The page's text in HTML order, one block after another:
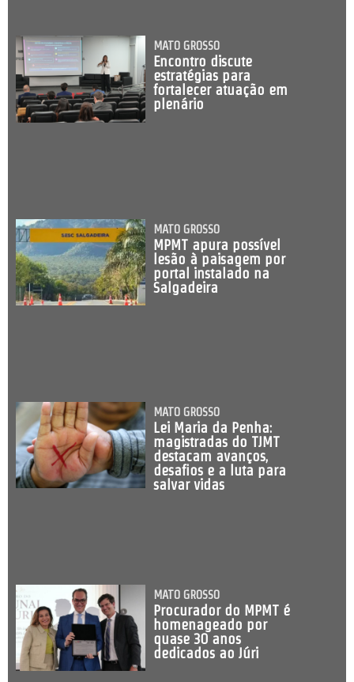
MATO GROSSO
Encontro discute
estratégias para
fortalecer atuação em
plenário
MATO GROSSO
MPMT apura possível
lesão à paisagem por
portal instalado na
Salgadeira
MATO GROSSO
Lei Maria da Penha:
magistradas do TJMT
destacam avanços,
desafios e a luta para
salvar vidas
MATO GROSSO
Procurador do MPMT é
homenageado por
quase 30 anos
dedicados ao Júri